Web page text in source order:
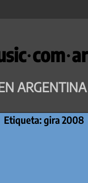
ARGENTINA
Etiqueta:gira 2008